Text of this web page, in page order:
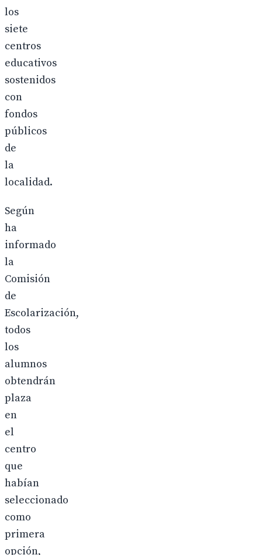
los
siete
centros
educativos
sostenidos
con
fondos
públicos
de
la
localidad.
Según
ha
informado
la
Comisión
de
Escolarización,
todos
los
alumnos
obtendrán
plaza
en
el
centro
que
habían
seleccionado
como
primera
opción,